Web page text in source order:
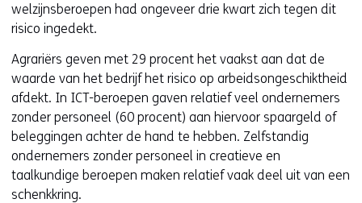
welzijnsberoepen had ongeveer drie kwart zich tegen dit
risico ingedekt.
Agrariërs geven met 29 procent het vaakst aan dat de
waarde van het bedrijf het risico op arbeidsongeschiktheid
afdekt. In ICT-beroepen gaven relatief veel ondernemers
zonder personeel (60 procent) aan hiervoor spaargeld of
beleggingen achter de hand te hebben. Zelfstandig
ondernemers zonder personeel in creatieve en
taalkundige beroepen maken relatief vaak deel uit van een
schenkkring.